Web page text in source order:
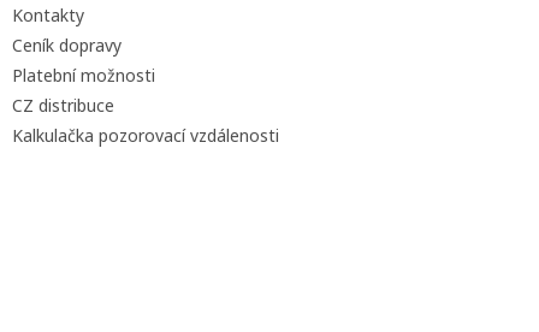
Kontakty
Ceník dopravy
Platební možnosti
CZ distribuce
Kalkulačka pozorovací vzdálenosti